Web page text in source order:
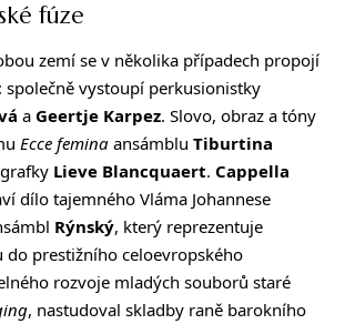
fúze
zemí se v několika případech propojí
společně vystoupí perkusionistky
a Geertje Karpez. Slovo, obraz a tóny
Ecce femina ansámblu Tiburtina
Lieve Blancquaert. Cappella
dílo tajemného Vláma Johannese
Rýnský, který reprezentuje
do prestižního celoevropského
rozvoje mladých souborů staré
, nastudoval skladby raně barokního